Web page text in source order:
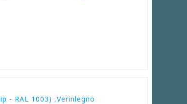
- RAL 1003) ,Verinlegno